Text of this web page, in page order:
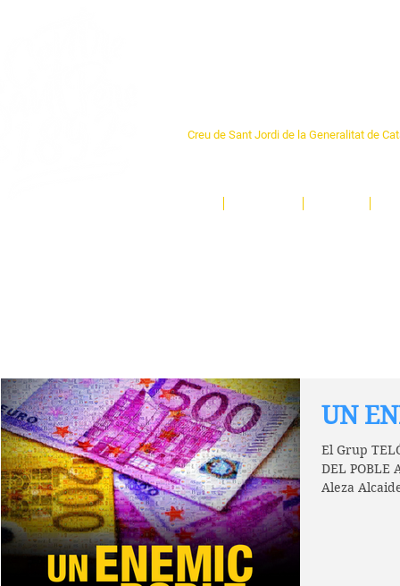
Creu de Sant Jordi de la Generalitat de
UN
El Grup TELÓBERT
DEL
Aleza